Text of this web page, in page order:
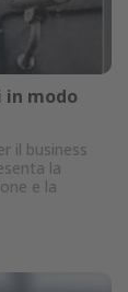
modo
il business
la
e la